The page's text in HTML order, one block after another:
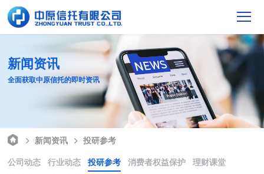
新闻资讯
全面获取中原信托的即时资讯
新闻资讯
投研参考
公司动态
行业动态 投研参考 消费者权益保护
理财课堂